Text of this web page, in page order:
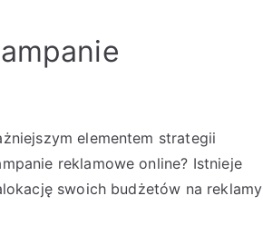
elementem strategii
reklamowe online? Istnieje
swoich budżetów na reklamy